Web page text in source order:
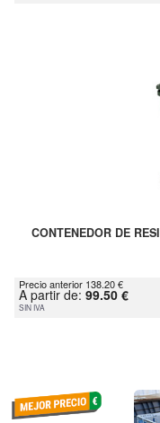
CONTENEDOR DE
Precio anterior 138.20 €
A partir de: 99.50 €
SIN IVA